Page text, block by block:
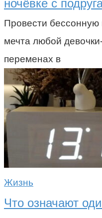
ночёвке с
Провести бессонную
мечта любой
переменах в
Жизнь
Что означают